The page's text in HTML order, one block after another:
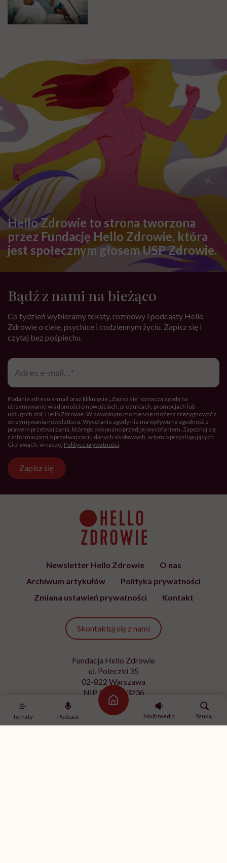
Tematy Podcast
Strona główna
Multimedia
Szukaj
Hello Zdrowie to strona tworzona
przez Fundację Hello Zdrowie, która
jest społecznym głosem USP Zdrowie.
Bądź z nami na bieżąco
Co tydzień wybieramy teksty, rozmowy i podcasty Hello
Zdrowie o ciele, psychice i codziennym życiu. Zapisz się i
czytaj bez pośpiechu.
Adres
mail*
Podanie adresu e-mail oraz kliknięcie „Zapisz się” oznacza zgodę na
otrzymywanie wiadomości o nowościach, produktach, promocjach lub
usługach dot. Hello Zdrowie. W dowolnym momencie możesz zrezygnować z
otrzymywania newslettera. Wycofanie zgody nie ma wpływu na zgodność z
prawem przetwarzania, którego dokonano przed jej wycofaniem. Zapoznaj się
z informacjami o przetwarzaniu danych osobowych, w tym o przysługujących
Ci prawach, w naszej Polityce prywatności
Zapisz się
Newsletter Hello Zdrowie
O nas
Archiwum artykułów
Polityka prywatności
Zmiana ustawień prywatności
Kontakt
Skontaktuj się z nami
Fundacja Hello Zdrowie
ul. Poleczki 35
02-822 Warszawa
NIP 9512613236
Kontakt z redakcją
redakcja@hellozdrowie.pl